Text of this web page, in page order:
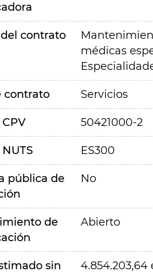
contrato
médicas
contrato Servicios
50421000-2
ES300
pública de
No
de
Abierto
sin
4.854.203,64